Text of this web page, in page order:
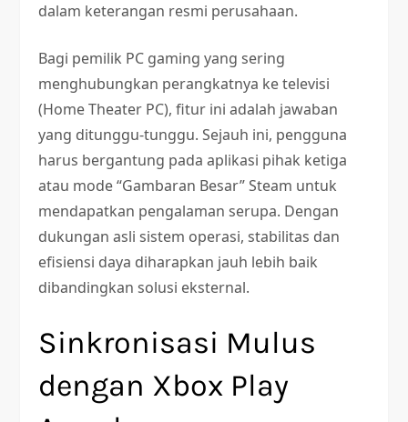
dalam keterangan resmi perusahaan.
Bagi pemilik PC gaming yang sering
menghubungkan perangkatnya ke televisi
(Home Theater PC), fitur ini adalah jawaban
yang ditunggu-tunggu. Sejauh ini, pengguna
harus bergantung pada aplikasi pihak ketiga
atau mode “Gambaran Besar” Steam untuk
mendapatkan pengalaman serupa. Dengan
dukungan asli sistem operasi, stabilitas dan
efisiensi daya diharapkan jauh lebih baik
dibandingkan solusi eksternal.
Sinkronisasi Mulus
dengan Xbox Play